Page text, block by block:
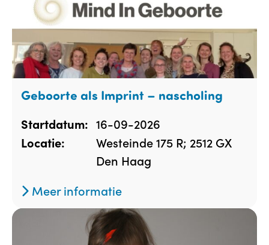
Geboorte als Imprint – nascholing
Startdatum: 16-09-2026
Locatie:
Westeinde 175 R; 2512 GX
Den Haag
Meer informatie